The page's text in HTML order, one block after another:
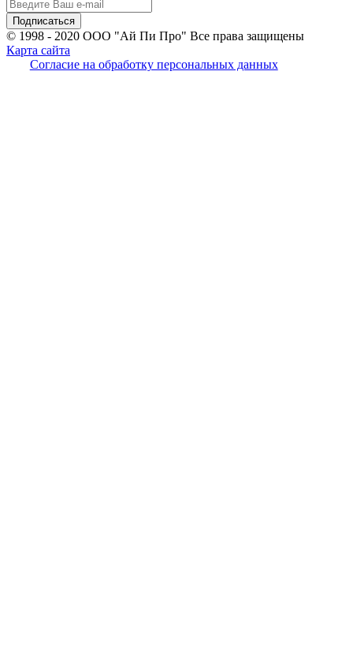
© 1998 - 2020 ООО "Ай Пи Про" Все права защищены
Карта сайта
Согласие на обработку персональных данных